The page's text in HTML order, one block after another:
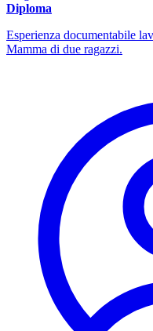
Diploma
Esperienza documentabile
Mamma di due ragazzi.